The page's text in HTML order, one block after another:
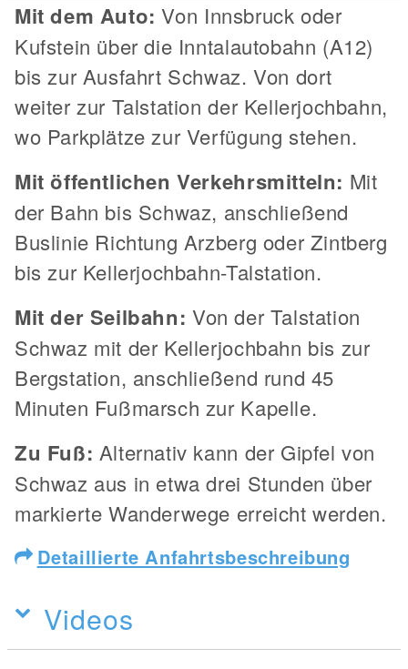
Mit dem Auto: Von Innsbruck oder
Kufstein über die Inntalautobahn (A12)
bis zur Ausfahrt Schwaz. Von dort
weiter zur Talstation der Kellerjochbahn,
wo Parkplätze zur Verfügung stehen.
Mit öffentlichen Verkehrsmitteln: Mit
der Bahn bis Schwaz, anschließend
Buslinie Richtung Arzberg oder Zintberg
bis zur Kellerjochbahn-Talstation.
Mit der Seilbahn: Von der Talstation
Schwaz mit der Kellerjochbahn bis zur
Bergstation, anschließend rund 45
Minuten Fußmarsch zur Kapelle.
Zu Fuß: Alternativ kann der Gipfel von
Schwaz aus in etwa drei Stunden über
markierte Wanderwege erreicht werden.
Detaillierte Anfahrtsbeschreibung
Videos